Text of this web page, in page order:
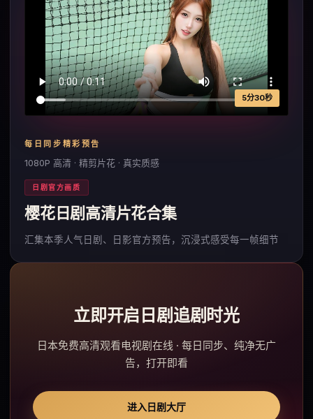
5分30秒
每日同步精彩预告
1080P 高清 · 精剪片花 · 真实质感
日剧官方画质
樱花日剧高清片花合集
汇集本季人气日剧、日影官方预告，沉浸式感受每一帧细节
立即开启日剧追剧时光
日本免费高清观看电视剧在线 · 每日同步、纯净无广
告，打开即看
进入日剧大厅